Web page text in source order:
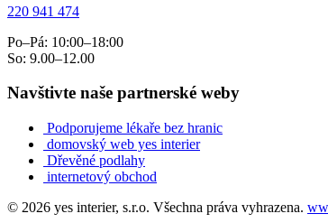
220 941 474
Po–Pá: 10:00–18:00
So: 9.00–12.00
Navštivte naše partnerské weby
Podporujeme lékaře bez hranic
domovský web yes interier
Dřevěné podlahy
internetový obchod
© 2026 yes interier, s.r.o. Všechna práva vyhrazena.